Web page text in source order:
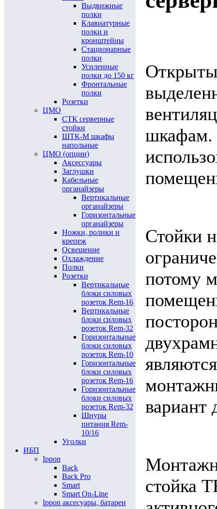
Выдвижные
полки
Клавиатурные
полки и
кронштейны
Стационарные
полки
Усиленные
полки до 150 кг
Фронтальные
полки
Розетки
ЦМО
СТК серверные
стойки
ШТК-М шкафы
напольные
ЦМО (опции)
Аксессуары
Заглушки
Кабельные
органайзеры
Вертикальные
органайзеры
Горизонтальные
органайзеры
Ножки, ролики и
крепеж
Освещение
Охлаждение
Полки
Розетки
Вертикальные
блоки силовых
розеток Rem-16
Вертикальные
блоки силовых
розеток Rem-32
Горизонтальные
блоки силовых
розеток Rem-10
Горизонтальные
блоки силовых
розеток Rem-16
Горизонтальные
блоки силовых
розеток Rem-32
Шнуры
питания Rem-
10/16
Уголки
ИБП
Ippon
Back
Back Pro
Smart
Smart On-Line
Ippon аксесуары, батареи
шкафам.
Стойки
потому
вариант
стойка